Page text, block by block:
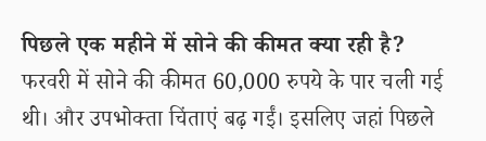
पिछले एक महीने में सोने की कीमत क्या रही है?
फरवरी में सोने की कीमत 60,000 रुपये के पार चली गई
थी। और उपभोक्ता चिंताएं बढ़ गईं। इसलिए जहां पिछले